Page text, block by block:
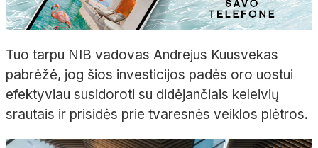
Tuo tarpu NIB vadovas Andrejus Kuusvekas
pabrėžė, jog šios investicijos padės oro uostui
efektyviau susidoroti su didėjančiais keleivių
srautais ir prisidės prie tvaresnės veiklos plėtros.